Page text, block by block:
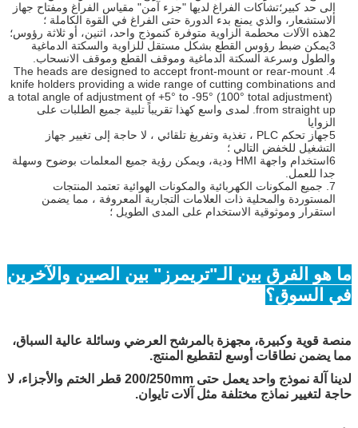
إلى حد كبير؛تشاكات الفراغ لديها "جزء آمن" مقياس الفراغ ومفتاح جهاز
الاستشعار، والذي يمنع بدء الدورة حتى الفراغ في القوة الكاملة ؛
2هذه الآلات محطمة الزاوية متوفرة كنموذج واحد، اثنين، أو ثلاثة رؤوس؛
3يمكن ضبط رؤوس القطع بشكل مستقل للزاوية والسكتة الدماغية
والطول وسرعة السكتة الدماغية وموقف القطع وموقف الانسحاب.
4. The heads are designed to accept front-mount or rear-mount
knife holders providing a wide range of cutting combinations and
a total angle of adjustment of +5° to -95° (100° total adjustment)
from straight up. لمدى واسع كهذا تقريباً تلبية جميع الطلبات على
الزوايا
5جهاز تحكم PLC ، تغذية وتفريغ تلقائي ، لا حاجة إلى تغيير جهاز
التشغيل للخفض التالي ؛
6استخدام واجهة HMI ودية، ويمكن رؤية جميع المعلمات بوضوح وسهلة
جدا للعمل.
7. جميع المكونات الكهربائية والمكونات الهوائية تعتمد المنتجات
المستوردة والمحلية ذات العلامات التجارية المعروفة ، مما يضمن
استقرار وموثوقية الاستخدام على المدى الطويل ؛
ما هو الفرق بين الـ"تريمرز" بين الصين والآخرين
في السوق؟
منصة قوية وكبيرة، مجهزة بالمرشح العرضي وسائلة عالية السباق،
مما يضمن نطاقات أوسع لتقطيع المنتج.
لدينا آلة نموذج واحد يعمل حتى 200/250mm قطر الختم والأجزاء، لا
حاجة لتغيير نماذج مختلفة مثل آلات تايوان.